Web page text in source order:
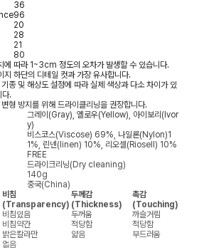
36
96
20
28
21
80
에 따라 1~3cm 정도의 오차가 발생할 수 있습니다.
하단의 디테일 컷과 가장 유사합니다.
종 및 해상도 설정에 따라 실제 색상과 다소 차이가 있
다.
형 방지를 위해 드라이클리닝을 권장합니다.
그레이(Gray), 옐로우(Yellow), 아이보리(Ivor
y)
비스코스(Viscose) 69%, 나일론(Nylon)1
1%, 린넨(linen) 10%, 리오셀(Riosell) 10%
FREE
드라이크리닝(Dry cleaning)
140g
중국(China)
비침
(Transparency)
두께감
(Thickness)
촉감
(Touching)
비침있음 두꺼움
까슬거림
비침약간 적당함
적당함
밝은칼라만 얇음
부드러움
없음